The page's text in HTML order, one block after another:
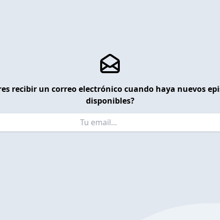
recibir un correo electrónico cuando haya nuevos
disponibles?